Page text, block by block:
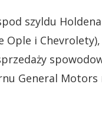
szyldu
Ople i
General